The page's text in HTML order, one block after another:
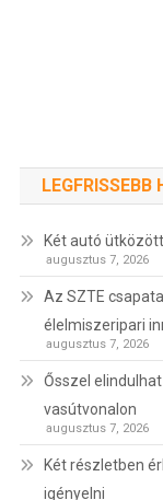
LEGFRISSEBB
Két autó
augusztus 7, 2026
Az SZTE
élelmiszeripari
augusztus 7, 2026
Ősszel
vasútvonalon
augusztus 7, 2026
Két részletben
igényelni